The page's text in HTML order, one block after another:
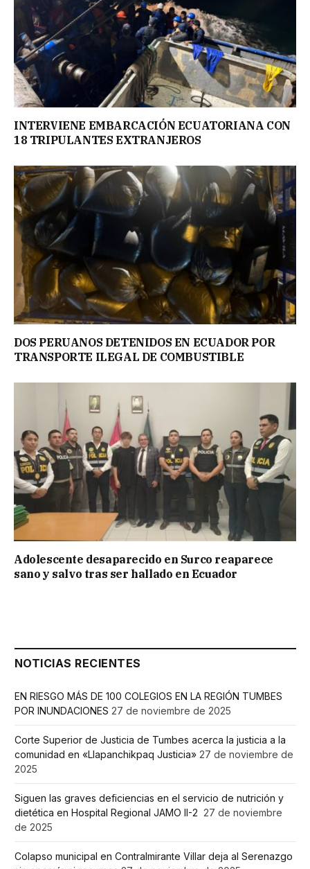
INTERVIENE EMBARCACIÓN ECUATORIANA CON
18 TRIPULANTES EXTRANJEROS
DOS PERUANOS DETENIDOS EN ECUADOR POR
TRANSPORTE ILEGAL DE COMBUSTIBLE
Adolescente desaparecido en Surco reaparece
sano y salvo tras ser hallado en Ecuador
NOTICIAS RECIENTES
EN RIESGO MÁS DE 100 COLEGIOS EN LA REGIÓN TUMBES
POR INUNDACIONES 27 de noviembre de 2025
Corte Superior de Justicia de Tumbes acerca la justicia a la
comunidad en «Llapanchikpaq Justicia» 27 de noviembre de
2025
Siguen las graves deficiencias en el servicio de nutrición y
dietética en Hospital Regional JAMO II-2 27 de noviembre
de 2025
Colapso municipal en Contralmirante Villar deja al Serenazgo